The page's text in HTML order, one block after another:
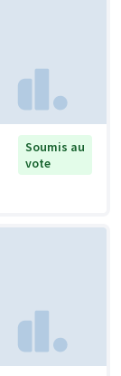
Soumis au
vote